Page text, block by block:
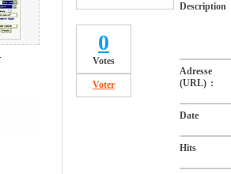
0
Votes
Voter
Description
Adresse
(URL) :
Date
Hits